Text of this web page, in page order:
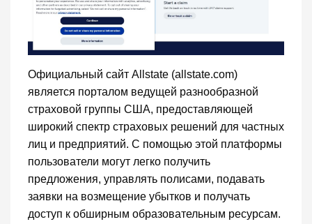
Официальный сайт Allstate (allstate.com)
является порталом ведущей разнообразной
страховой группы США, предоставляющей
широкий спектр страховых решений для частных
лиц и предприятий. С помощью этой платформы
пользователи могут легко получить
предложения, управлять полисами, подавать
заявки на возмещение убытков и получать
доступ к обширным образовательным ресурсам.